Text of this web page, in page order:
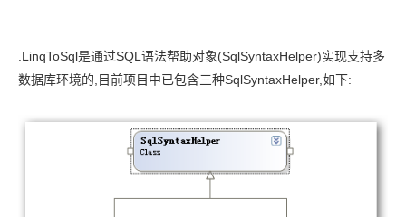
.LinqToSql是通过SQL语法帮助对象(SqlSyntaxHelper)实现支持多
数据库环境的,目前项目中已包含三种SqlSyntaxHelper,如下: